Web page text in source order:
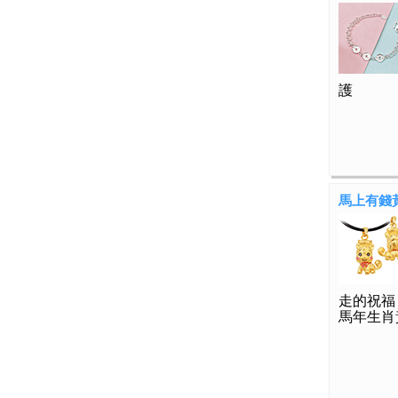
護
馬上有錢
走的祝福
馬年生